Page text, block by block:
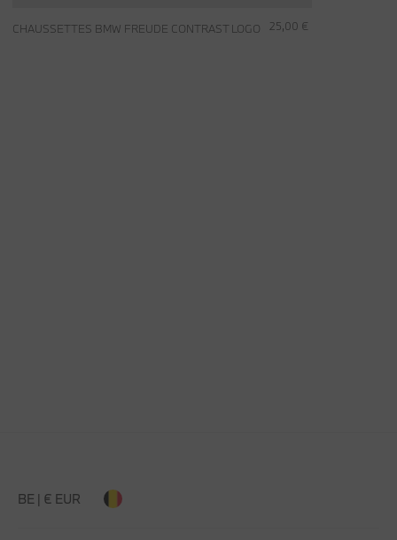
25,00 €
CHAUSSETTES BMW FREUDE CONTRAST LOGO
BE | € EUR